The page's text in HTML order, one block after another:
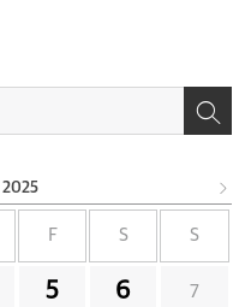
2025
F S S
5 6 7